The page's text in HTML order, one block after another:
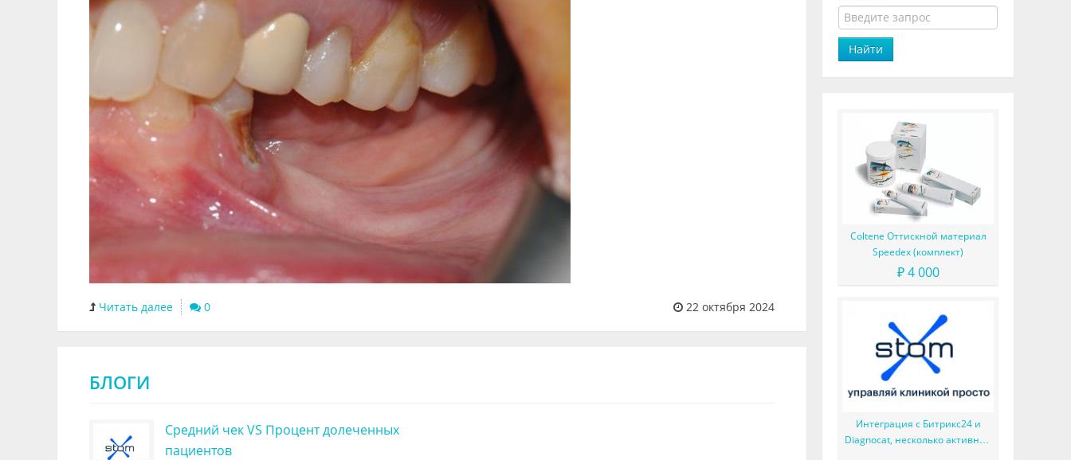
Читать далее 0 22 октября 2024
БЛОГИ
Средний чек VS Процент долеченных
пациентов
Найти
Coltene Оттискной материал
Speedex (комплект)
₽ 4 000
Интеграция с Битрикс24 и
Diagnocat, несколько активных